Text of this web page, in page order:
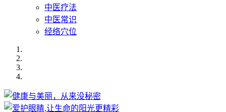
中医疗法
中医常识
经络穴位